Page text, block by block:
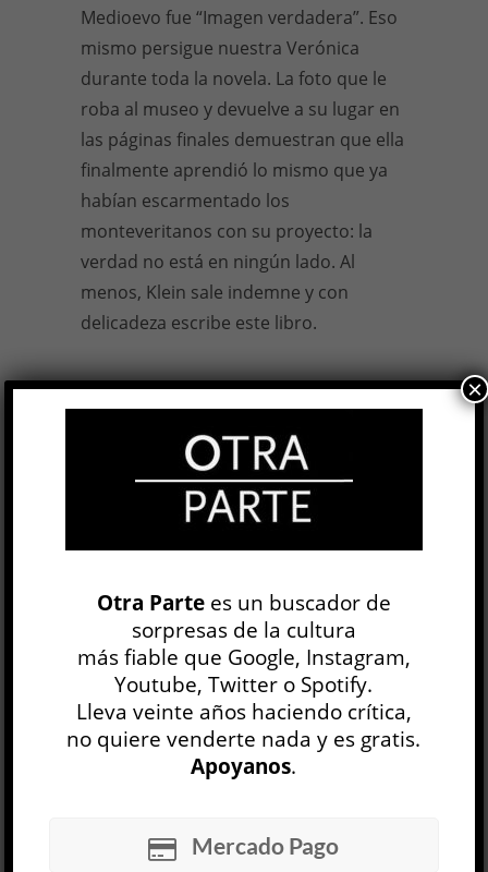
Medioevo fue “Imagen verdadera”. Eso
mismo persigue nuestra Verónica
durante toda la novela. La foto que le
roba al museo y devuelve a su lugar en
las páginas finales demuestran que ella
finalmente aprendió lo mismo que ya
habían escarmentado los
monteveritanos con su proyecto: la
verdad no está en ningún lado. Al
menos, Klein sale indemne y con
delicadeza escribe este libro.
Paula Klein,Las brujas de Monte Verità,
Lumen, 2023, 240 págs.
Facebook 0 Twitter
Telegram WhatsApp
ETIQUETAS ALBERTO GRECCO BRUJAS
CAMPUS EUROPA LITERATURA ARGENTINA
VIAJE
LITERATURA ARGENTINA
Otra Partees un buscador de
sorpresas de la cultura
más fiable que Google, Instagram,
Youtube, Twitter o Spotify.
Lleva veinte años haciendo crítica,
no quiere venderte nada y es gratis.
Apoyanos.
Mercado Pago
×